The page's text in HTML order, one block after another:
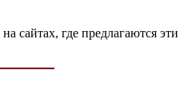
сайтах, где предлагаются эти